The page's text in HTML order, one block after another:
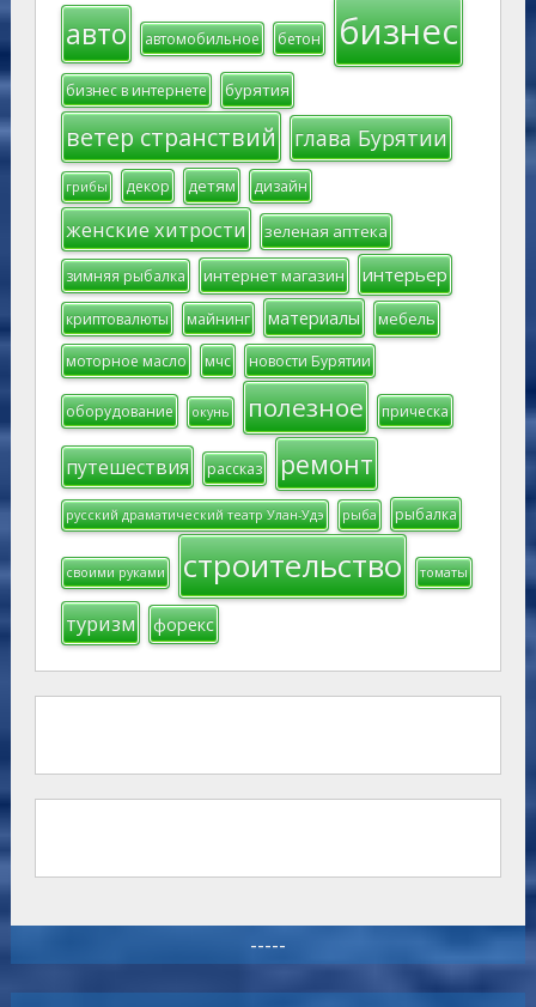
авто автомобильное бетон бизнес
бизнес в интернете бурятия
ветер странствий глава Бурятии
грибы декор детям дизайн
женские хитрости зеленая аптека
зимняя рыбалка интернет магазин интерьер
криптовалюты майнинг материалы мебель
моторное масло мчс новости Бурятии
оборудование окунь полезное прическа
путешествия рассказ ремонт
русский драматический театр Улан-Удэ рыба рыбалка
своими руками строительство томаты
туризм форекс
-----